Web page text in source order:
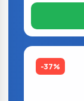
-37%